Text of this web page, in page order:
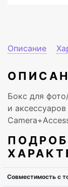
Описание
Бокс для
и